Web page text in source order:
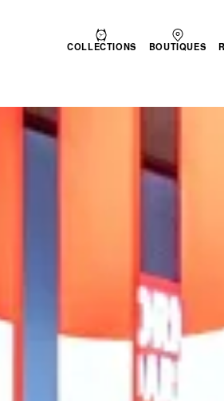
COLLECTIONS BOUTIQUES